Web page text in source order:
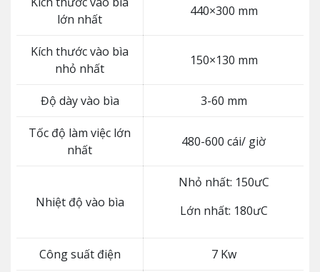
lớn nhất
440×300 mm
Kích thước vào bìa
nhỏ nhất
150×130 mm
Độ dày vào bìa 3-60 mm
Tốc độ làm việc lớn
nhất
480-600 cái/ giờ
Nhiệt độ vào bìa
Nhỏ nhất: 150ưC
Lớn nhất: 180ưC
Công suất điện 7 Kw